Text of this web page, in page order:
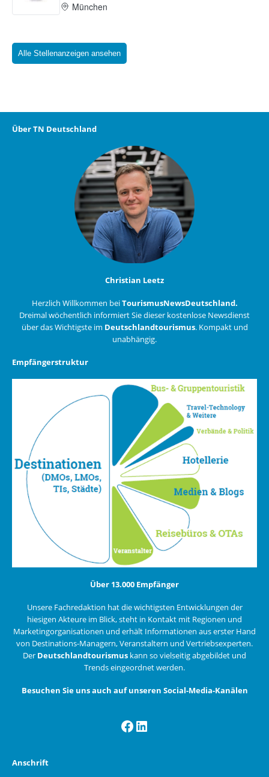
Alle Stellenanzeigen ansehen
Über TN Deutschland
Christian Leetz
Herzlich Willkommen beiTourismusNewsDeutschland.
Dreimal wöchentlich informiert Sie dieser kostenlose Newsdienst
über das Wichtigste im Deutschlandtourismus. Kompakt und
unabhängig.
Empfängerstruktur
Über 13.000 Empfänger
Unsere Fachredaktion hat die wichtigsten Entwicklungen der
hiesigen Akteure im Blick, steht in Kontakt mit Regionen und
Marketingorganisationen und erhält Informationen aus erster Hand
von Destinations-Managern, Veranstaltern und Vertriebsexperten.
Der Deutschlandtourismus kann so vielseitig abgebildet und
Trends eingeordnet werden.
Besuchen Sie uns auch auf unseren Social-Media-Kanälen
Facebook
LinkedIn
Anschrift